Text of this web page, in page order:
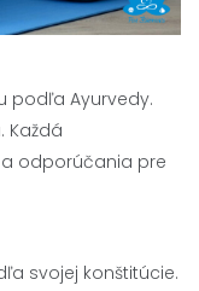
podľa Ayurvedy.
Každá
odporúčania pre
svojej konštitúcie.